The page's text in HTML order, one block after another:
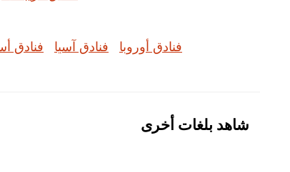
فنادق أوروبا
فنادق آسيا فنادق
شاهد بلغات أخرى